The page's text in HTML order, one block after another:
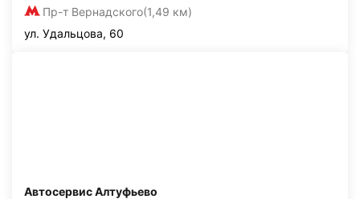
Пр-т Вернадского(1,49 км)
ул. Удальцова, 60
Автосервис Алтуфьево